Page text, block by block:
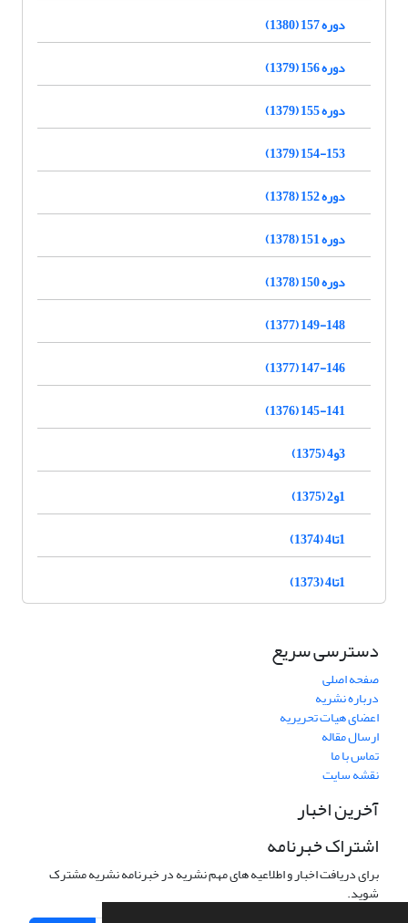
دوره 157 (1380)
دوره 156 (1379)
دوره 155 (1379)
154-153 (1379)
دوره 152 (1378)
دوره 151 (1378)
دوره 150 (1378)
149-148 (1377)
147-146 (1377)
145-141 (1376)
3و4 (1375)
1و2 (1375)
1تا4 (1374)
1تا4 (1373)
دسترسی سریع
صفحه اصلی
درباره نشریه
اعضای هیات تحریریه
ارسال مقاله
تماس با ما
نقشه سایت
آخرین اخبار
اشتراک خبرنامه
برای دریافت اخبار و اطلاعیه های مهم نشریه در خبرنامه نشریه مشترک
شوید.